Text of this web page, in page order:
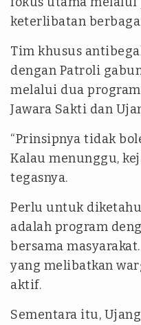
keterlibatan
Tim khusus
dengan Patroli
melalui dua
Jawara Sakti dan
“Prinsipnya tidak
Kalau menunggu,
tegasnya.
Perlu untuk
adalah program
bersama
yang melibatkan
aktif.
Sementara itu,